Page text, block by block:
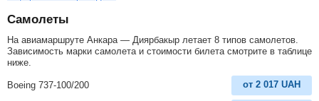
Самолеты
На авиамаршруте Анкара — Диярбакыр летает 8 типов самолетов.
Зависимость марки самолета и стоимости билета смотрите в таблице
ниже.
Boeing 737-100/200 от 2 017 UAH